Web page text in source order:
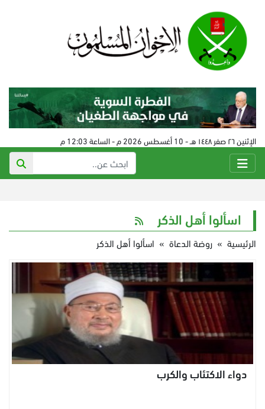
الإثنين ٢٦ صفر ١٤٤٨ هـ - 10 أغسطس 2026 م - الساعة 12:03 م
اسألوا أهل الذكر
الرئيسية » روضة الدعاة » اسألوا أهل الذكر
دواء الاكتئاب والكرب